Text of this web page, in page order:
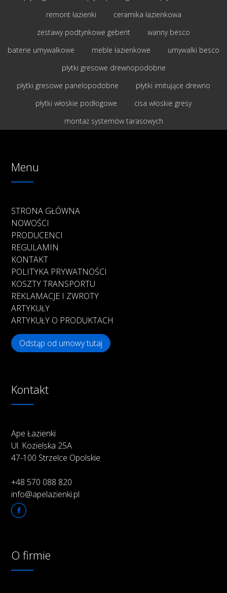
remont łazienki
ceramika łazienkowa
zestawy podtynkowe geberit
wanny besco
baterie umywalkowe
meble łazienkowe
umywalki besco
płytki gresowe drewnopodobne
płytki gresowe panelopodobne
płytki imitujące drewno
płytki włoskie podłogowe
cisa włoskie gresy
montaż systemów tarasowych
Menu
STRONA GŁÓWNA
NOWOŚCI
PRODUCENCI
REGULAMIN
KONTAKT
POLITYKA PRYWATNOŚCI
KOSZTY TRANSPORTU
REKLAMACJE I ZWROTY
ARTYKUŁY
ARTYKUŁY O PRODUKTACH
Odstąp od umowy tutaj
Kontakt
Ape Łazienki
Ul. Kozielska 25A
47-100 Strzelce Opolskie
+48 570 088 820
info@apelazienki.pl
O firmie